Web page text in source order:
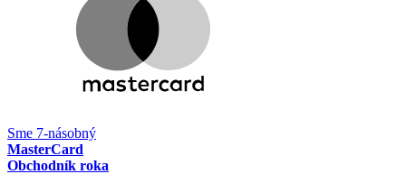
Sme 7-násobný
MasterCard
Obchodník roka